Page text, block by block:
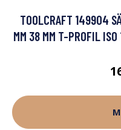
TOOLCRAFT 149904
MM 38 MM T-PROFIL